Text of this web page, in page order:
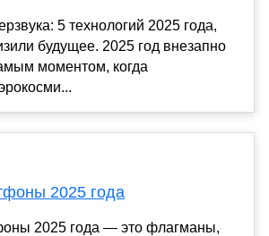
5 технологий 2025 года,
будущее. 2025 год внезапно
моментом, когда
2025 года
2025 года — это флагманы,